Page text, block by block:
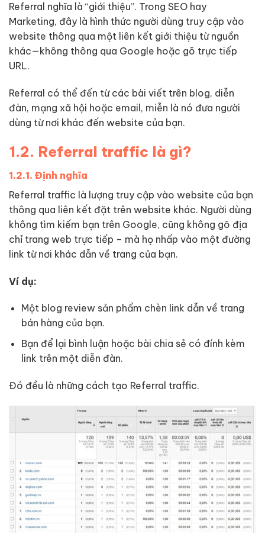
Referral nghĩa là “giới thiệu”. Trong SEO hay
Marketing, đây là hình thức người dùng truy cập vào
website thông qua một liên kết giới thiệu từ nguồn
khác—không thông qua Google hoặc gõ trực tiếp
URL.
Referral có thể đến từ các bài viết trên blog, diễn
đàn, mạng xã hội hoặc email, miễn là nó đưa người
dùng từ nơi khác đến website của bạn.
1.2. Referral traffic là gì?
1.2.1. Định nghĩa
Referral traffic là lượng truy cập vào website của bạn
thông qua liên kết đặt trên website khác. Người dùng
không tìm kiếm bạn trên Google, cũng không gõ địa
chỉ trang web trực tiếp – mà họ nhấp vào một đường
link từ nơi khác dẫn về trang của bạn.
Ví dụ:
Một blog review sản phẩm chèn link dẫn về trang
bán hàng của bạn.
Bạn để lại bình luận hoặc bài chia sẻ có đính kèm
link trên một diễn đàn.
Đó đều là những cách tạo Referral traffic.